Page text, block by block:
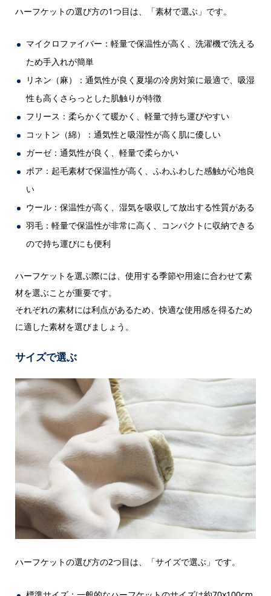
ハーフケットの選び方の1つ目は、「素材で選ぶ」です。
マイクロファイバー：軽量で保温性が高く、洗濯機で洗える
ため手入れが簡単
リネン（麻）：通気性が良く夏場の冷房対策に最適で、吸湿
性も高くさらっとした肌触りが特徴
フリース：柔らかくて暖かく、軽量で持ち運びやすい
コットン（綿）：通気性と吸湿性が高く肌に優しい
ガーゼ：通気性が良く、軽量で柔らかい
ボア：起毛素材で保温性が高く、ふわふわした感触が心地良
い
ウール：保温性が高く、湿気を吸収して放出する性質がある
羽毛：軽量で保温性が非常に高く、コンパクトに収納できる
ので持ち運びにも便利
ハーフケットを選ぶ際には、使用する季節や用途に合わせて素
材を選ぶことが重要です。
それぞれの素材には利点があるため、快適な使用感を得るため
に適した素材を選びましょう。
サイズで選ぶ
ハーフケットの選び方の2つ目は、「サイズで選ぶ」です。